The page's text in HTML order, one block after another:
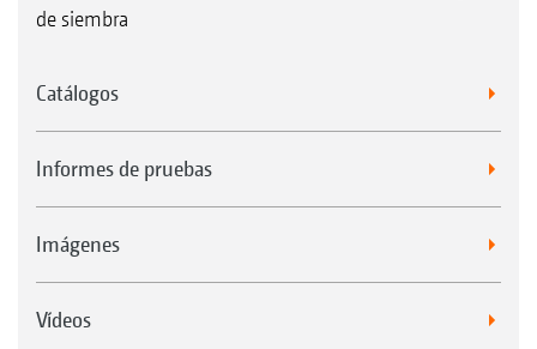
de siembra
Catálogos
Informes de pruebas
Imágenes
Vídeos